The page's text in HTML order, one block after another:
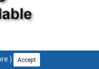
) Accept